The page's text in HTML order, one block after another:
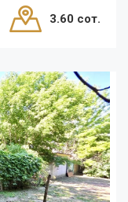
3.60 сот.